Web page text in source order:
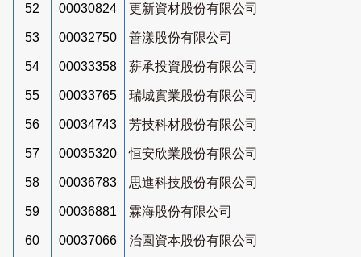
52 00030824 更新資材股份有限公司
53 00032750 善漾股份有限公司
54 00033358 薪承投資股份有限公司
55 00033765 瑞城實業股份有限公司
56 00034743 芳技科材股份有限公司
57 00035320 恒安欣業股份有限公司
58 00036783 思進科技股份有限公司
59 00036881 霖海股份有限公司
60 00037066 治園資本股份有限公司